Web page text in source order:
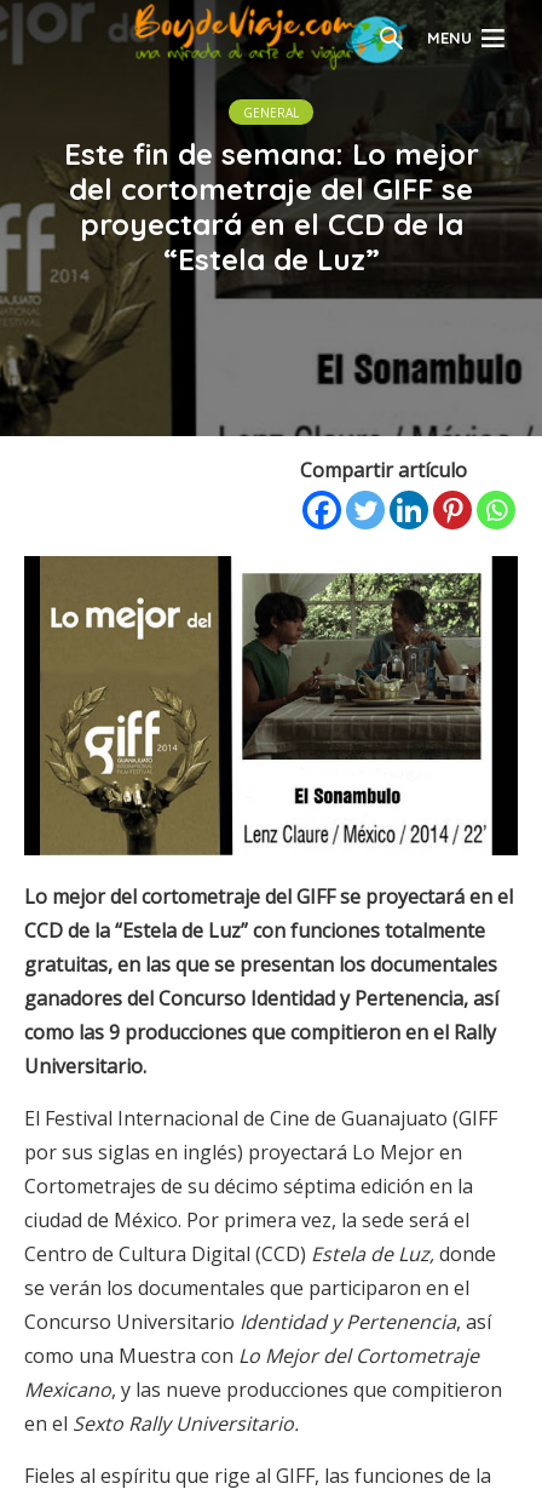
MENU
GENERAL
Este fin de semana: Lo mejor
del cortometraje del GIFF se
proyectará en el CCD de la
“Estela de Luz”
Compartir artículo
Lo mejor del cortometraje del GIFF se proyectará en el
CCD de la “Estela de Luz” con funciones totalmente
gratuitas, en las que se presentan los documentales
ganadores del Concurso Identidad y Pertenencia, así
como las 9 producciones que compitieron en el Rally
Universitario.
El Festival Internacional de Cine de Guanajuato (GIFF
por sus siglas en inglés) proyectará Lo Mejor en
Cortometrajes de su décimo séptima edición en la
ciudad de México. Por primera vez, la sede será el
Centro de Cultura Digital (CCD) Estela de Luz,donde
se verán los documentales que participaron en el
Concurso Universitario Identidad y Pertenencia, así
como una Muestra con Lo Mejor del Cortometraje
Mexicano, y las nueve producciones que compitieron
en el Sexto Rally Universitario.
Fieles al espíritu que rige al GIFF, las funciones de la